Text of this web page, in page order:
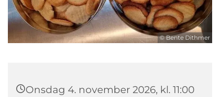
© Bente Dithmer
Onsdag 4. november 2026, kl. 11:00